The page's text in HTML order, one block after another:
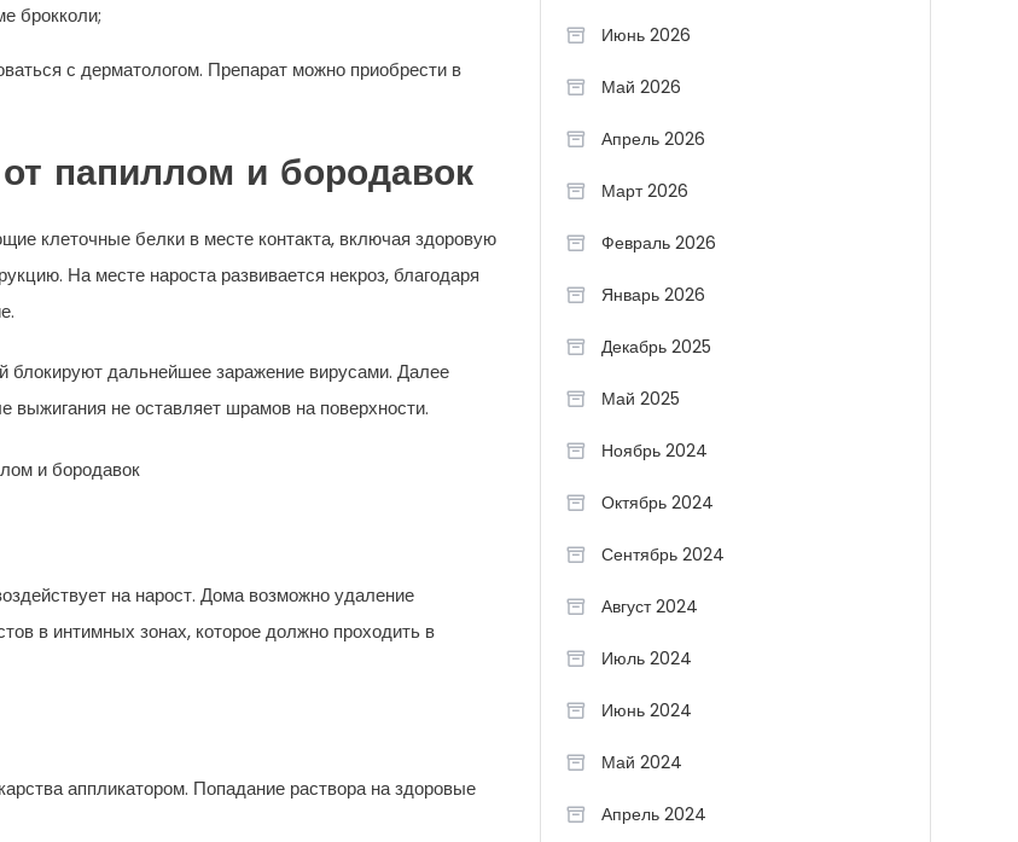
брокколи;
с дерматологом. Препарат можно приобрести в
папиллом и бородавок
клеточные белки в месте контакта, включая здоровую
На месте нароста развивается некроз, благодаря
блокируют дальнейшее заражение вирусами. Далее
не оставляет шрамов на поверхности.
на нарост. Дома возможно удаление
в интимных зонах, которое должно проходить в
аппликатором. Попадание раствора на здоровые
Июнь 2026
Май 2026
Апрель 2026
Март 2026
Февраль 2026
Январь 2026
Декабрь 2025
Май 2025
Ноябрь 2024
Октябрь 2024
Сентябрь 2024
Август 2024
Июль 2024
Июнь 2024
Май 2024
Апрель 2024